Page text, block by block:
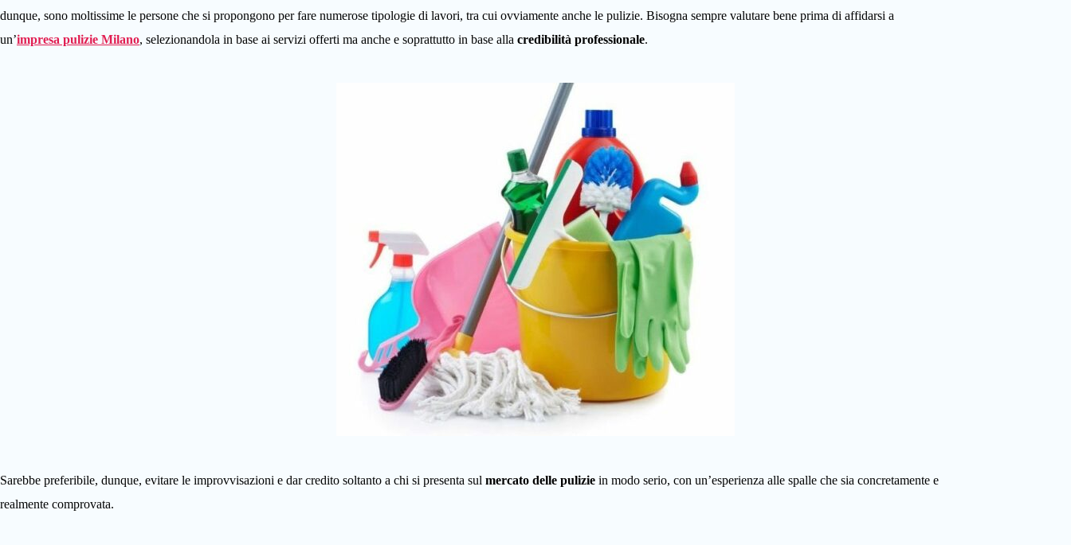
dunque, sono moltissime le persone che si propongono per fare numerose tipologie di lavori, tra cui ovviamente anche le pulizie. Bisogna sempre valutare bene prima di affidarsi a
un’impresa pulizie Milano, selezionandola in base ai servizi offerti ma anche e soprattutto in base alla credibilità professionale.
Sarebbe preferibile, dunque, evitare le improvvisazioni e dar credito soltanto a chi si presenta sul mercato delle pulizie in modo serio, con un’esperienza alle spalle che sia concretamente e
realmente comprovata.